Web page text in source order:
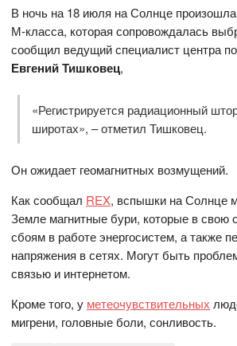
В ночь на 18 июля на Солнце
М-класса, которая сопровождалась
сообщил ведущий специалист центра
Евгений Тишковец,
«Регистрируется радиационный
широтах», – отметил Тишковец.
Он ожидает геомагнитных возмущений.
Как сообщал REX, вспышки на Солнце
Земле магнитные бури, которые в свою
сбоям в работе энергосистем, а также
напряжения в сетях. Могут быть
связью и интернетом.
Кроме того, у метеочувствительных
мигрени, головные боли, сонливость.